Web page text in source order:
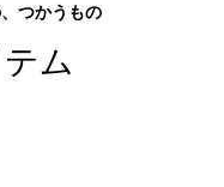
つかうもの
ム